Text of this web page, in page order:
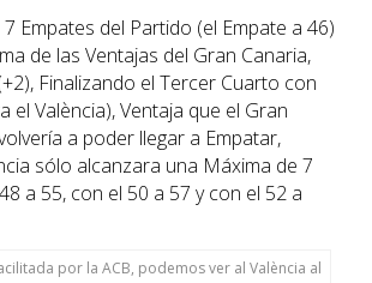
Empates del Partido (el Empate a 46)
de las Ventajas del Gran Canaria,
Finalizando el Tercer Cuarto con
el València), Ventaja que el Gran
a poder llegar a Empatar,
sólo alcanzara una Máxima de 7
a 55, con el 50 a 57 y con el 52 a